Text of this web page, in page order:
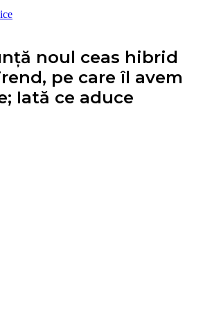
noul ceas hibrid
pe care îl avem
Iată ce aduce